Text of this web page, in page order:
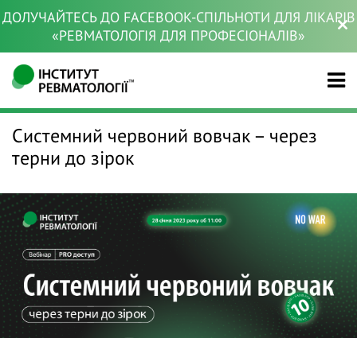
ДОЛУЧАЙТЕСЬ ДО FACEBOOK-СПІЛЬНОТИ ДЛЯ ЛІКАРІВ
«РЕВМАТОЛОГІЯ ДЛЯ ПРОФЕСІОНАЛІВ»
Системний червоний вовчак – через
терни до зірок